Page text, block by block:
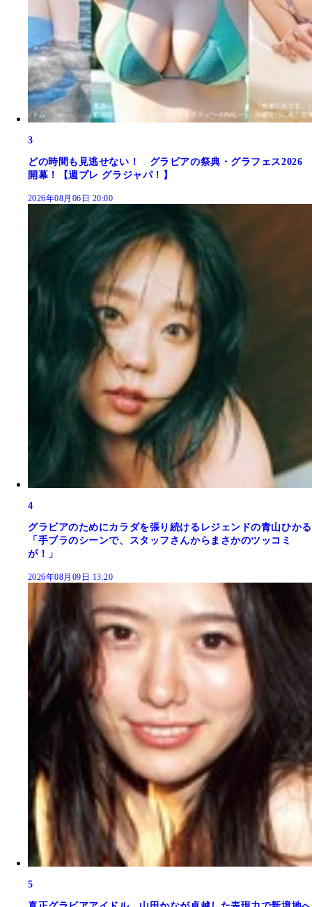
3
どの時間も見逃せない！ グラビアの祭典・グラフェス2026
開幕！【週プレ グラジャパ！】
2026年08月06日 20:00
4
グラビアのためにカラダを張り続けるレジェンドの青山ひかる
「手ブラのシーンで、スタッフさんからまさかのツッコミ
が！」
2026年08月09日 13:20
5